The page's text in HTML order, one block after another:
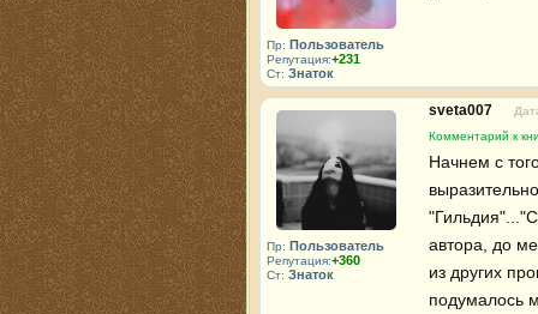
Пр: Пользователь
Репутация:+231
Ст: Знаток
Пр: Пользователь
Репутация:+360
Ст: Знаток
sveta007
Комментарий к
Начнем с
автора, до
из других
подумалось